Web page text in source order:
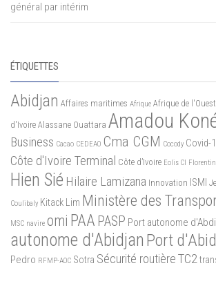
général par intérim
ÉTIQUETTES
Abidjan Affaires maritimes Afrique Afrique de l'Ouest
d'Ivoire Alassane Ouattara Amadou
Business Cacao CEDEAO Cma CGM Cocody Covid-
Côte d'Ivoire Terminal Côte d’Ivoire Eolis CI
Hien Sié Hilaire Lamizana Innovation ISMI
Coulibaly Kitack Lim Ministère des
MSC navire omi PAA PASP Port autonome
autonome d'Abidjan Port
Pedro RFMP-AOC Sotra Sécurité routièreTC2